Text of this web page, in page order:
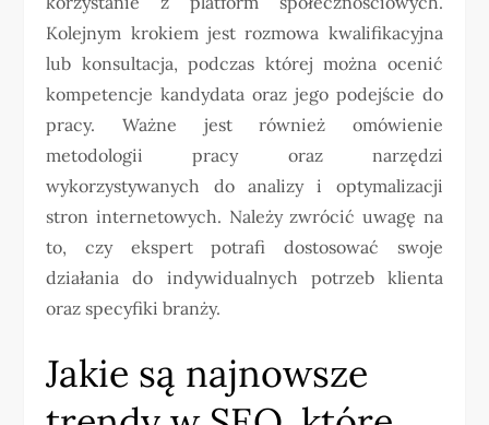
Kolejnym krokiem jest rozmowa kwalifikacyjna
lub konsultacja, podczas której można ocenić
kompetencje kandydata oraz jego podejście do
pracy. Ważne jest również omówienie
metodologii pracy oraz narzędzi
wykorzystywanych do analizy i optymalizacji
stron internetowych. Należy zwrócić uwagę na
to, czy ekspert potrafi dostosować swoje
działania do indywidualnych potrzeb klienta
oraz specyfiki branży.
Jakie są najnowsze